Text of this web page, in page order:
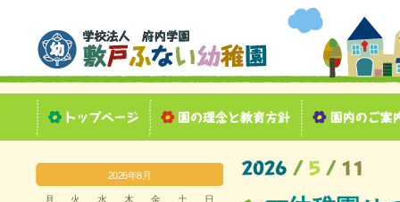
2026年8月
月 火 水 木 金 土
日